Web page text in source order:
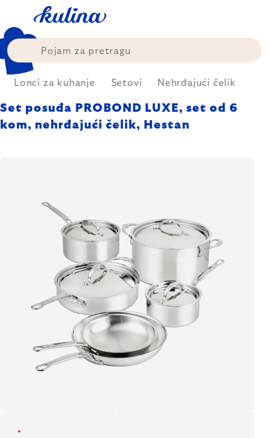
content
Lonci za kuhanje Setovi Nehrđajući čelik
Set posuđa PROBOND LUXE, set od 6
kom, nehrđajući čelik, Hestan